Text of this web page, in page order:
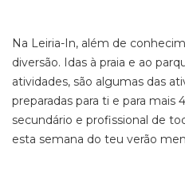
Na Leiria-In, além de
diversão. Idas à praia e ao
atividades, são algumas das
preparadas para ti e para mais
secundário e profissional de
esta semana do teu verão